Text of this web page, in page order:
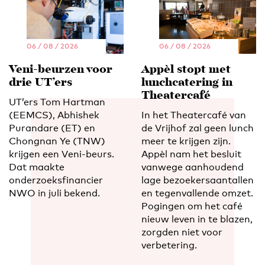
06 / 08 / 2026
Veni-beurzen voor
drie UT’ers
UT’ers Tom Hartman
(EEMCS), Abhishek
Purandare (ET) en
Chongnan Ye (TNW)
krijgen een Veni-beurs.
Dat maakte
onderzoeksfinancier
NWO in juli bekend.
06 / 08 / 2026
Appèl stopt met
lunchcatering in
Theatercafé
In het Theatercafé van
de Vrijhof zal geen lunch
meer te krijgen zijn.
Appèl nam het besluit
vanwege aanhoudend
lage bezoekersaantallen
en tegenvallende omzet.
Pogingen om het café
nieuw leven in te blazen,
zorgden niet voor
verbetering.